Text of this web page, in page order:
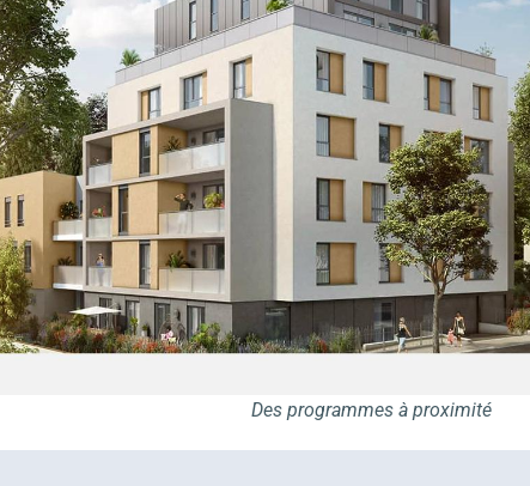
Des programmes à proximité